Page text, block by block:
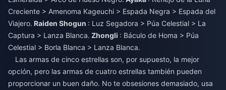
Creciente > Amenoma Kageuchi > Espada Negra > Espada del
Viajero. Raiden Shogun : Luz Segadora > Púa Celestial > La
Captura > Lanza Blanca. Zhongli : Báculo de Homa > Púa
Celestial > Borla Blanca > Lanza Blanca.
Las armas de cinco estrellas son, por supuesto, la mejor
opción, pero las armas de cuatro estrellas también pueden
proporcionar un buen daño. No te obsesiones demasiado, usa